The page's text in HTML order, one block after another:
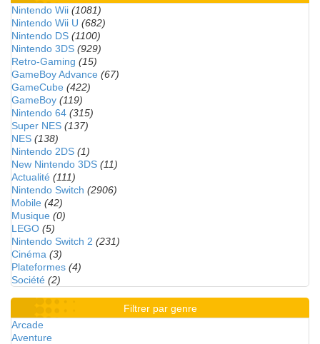
Nintendo Wii (1081)
Nintendo Wii U (682)
Nintendo DS (1100)
Nintendo 3DS (929)
Retro-Gaming (15)
GameBoy Advance (67)
GameCube (422)
GameBoy (119)
Nintendo 64 (315)
Super NES (137)
NES (138)
Nintendo 2DS (1)
New Nintendo 3DS (11)
Actualité (111)
Nintendo Switch (2906)
Mobile (42)
Musique (0)
LEGO (5)
Nintendo Switch 2 (231)
Cinéma (3)
Plateformes (4)
Société (2)
Filtrer par genre
Arcade
Aventure